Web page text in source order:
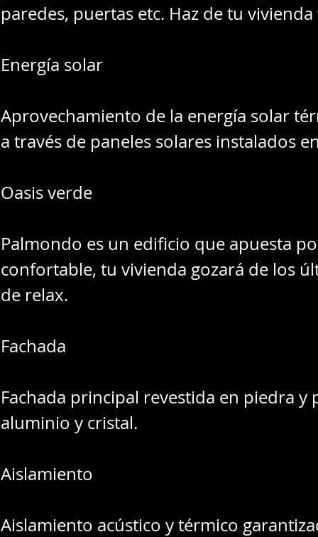
paredes, puertas etc. Haz de tu
Energía solar
Aprovechamiento de la energía solar
a través de paneles solares instalados
Oasis verde
Palmondo es un edificio que apuesta
confortable, tu vivienda gozará de los
de relax.
Fachada
Fachada principal revestida en piedra
aluminio y cristal.
Aislamiento
Aislamiento acústico y térmico